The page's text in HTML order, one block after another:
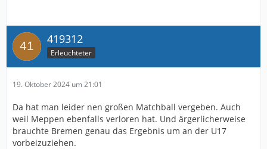
419312
Erleuchteter
19. Oktober 2024 um 21:01
Da hat man leider nen großen Matchball vergeben. Auch
weil Meppen ebenfalls verloren hat. Und ärgerlicherweise
brauchte Bremen genau das Ergebnis um an der U17
vorbeizuziehen.